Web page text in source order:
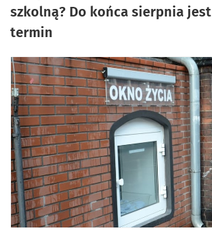
szkolną? Do końca sierpnia
termin